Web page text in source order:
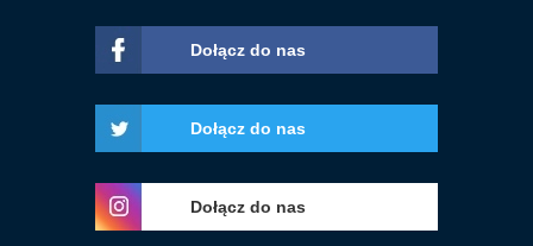
Dołącz do nas
Dołącz do nas
Dołącz do nas